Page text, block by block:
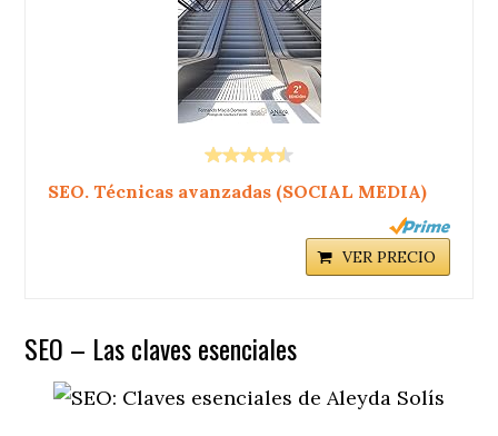
SEO. Técnicas avanzadas (SOCIAL MEDIA)
VER PRECIO
SEO – Las claves esenciales